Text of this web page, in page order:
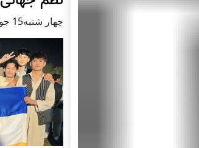
چهار شنبه15 جولای 2026